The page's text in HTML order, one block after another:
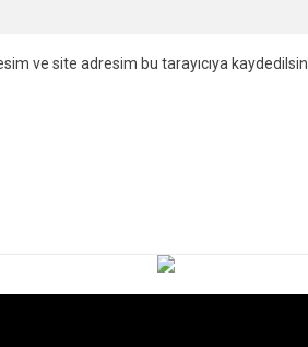
ve site adresim bu tarayıcıya kaydedilsin.